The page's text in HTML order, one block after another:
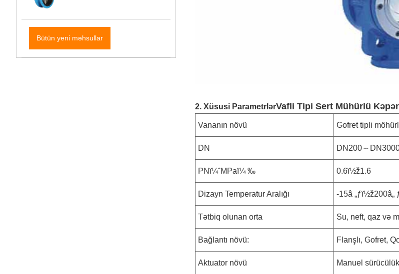
Bütün yeni məhsullar
2. Xüsusi ParametrlərVafli Tipi Sert Mühürlü
Vananın növü Gofret tipli
DN DN200～
PNï¼ˆMPaï¼ ‰ 0.6ï½ž1.6
Dizayn Temperatur Aralığı -15â „ƒï½ž200â„
Tətbiq olunan orta Su, neft, qaz və
Bağlantı növü: Flanşlı, Gofret,
Aktuator növü Manuel